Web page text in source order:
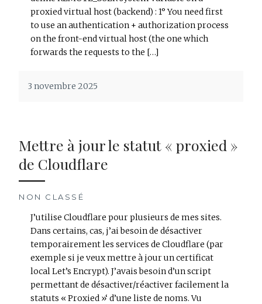
proxied virtual host (backend) : 1° You need first
to use an authentication + authorization process
on the front-end virtual host (the one which
forwards the requests to the […]
3 novembre 2025
Mettre à jour le statut « proxied »
de Cloudflare
NON CLASSÉ
J’utilise Cloudflare pour plusieurs de mes sites.
Dans certains, cas, j’ai besoin de désactiver
temporairement les services de Cloudflare (par
exemple si je veux mettre à jour un certificat
local Let’s Encrypt). J’avais besoin d’un script
permettant de désactiver/réactiver facilement la
statuts « Proxied »‘ d’une liste de noms. Vu